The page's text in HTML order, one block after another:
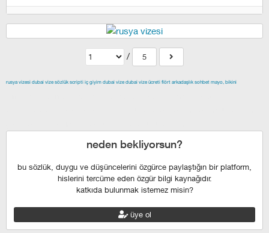
/ 5
rusya vizesi dubai vize sözlük scripti iç giyim dubai vize dubai vize ücreti flört arkadaşlık sohbet mayo, bikini
neden bekliyorsun?
bu sözlük, duygu ve düşüncelerini özgürce paylaştığın bir platform,
hislerini tercüme eden özgür bilgi kaynağıdır.
katkıda bulunmak istemez misin?
üye ol